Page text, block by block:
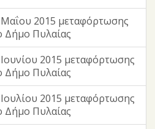
2015 μεταφόρτωσης
Δήμο Πυλαίας
2015 μεταφόρτωσης
Δήμο Πυλαίας
2015 μεταφόρτωσης
Δήμο Πυλαίας